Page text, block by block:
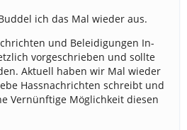
ich das Mal wieder aus.
und Beleidigungen In-
vorgeschrieben und sollte
Aktuell haben wir Mal wieder
Hassnachrichten schreibt und
Vernünftige Möglichkeit diesen